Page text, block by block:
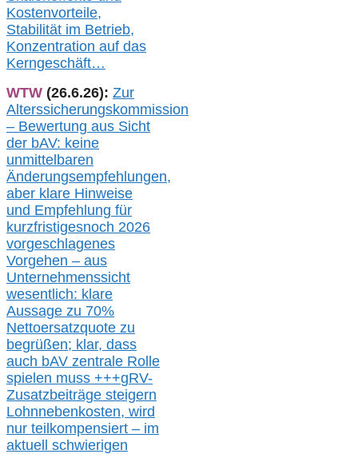
Kostenvorteile,
Stabilität im Betrieb,
Konzentration auf das
Kerngeschäft…
WTW (26.6.26): Zur
Alterssicherungskommission
– Bewertung aus Sicht
der bAV: keine
unmittelbaren
Änderungsempfehlungen,
aber klare Hinweise
und Empfehlung für
kurzfristigesnoch 2026
vorgeschlagenes
Vorgehen – aus
Unternehmenssicht
wesentlich: klare
Aussage zu 70%
Nettoersatzquote zu
begrüßen; klar, dass
auch bAV zentrale Rolle
spielen muss +++gRV-
Zusatzbeiträge steigern
Lohnnebenkosten, wird
nur teilkompensiert – im
aktuell schwierigen